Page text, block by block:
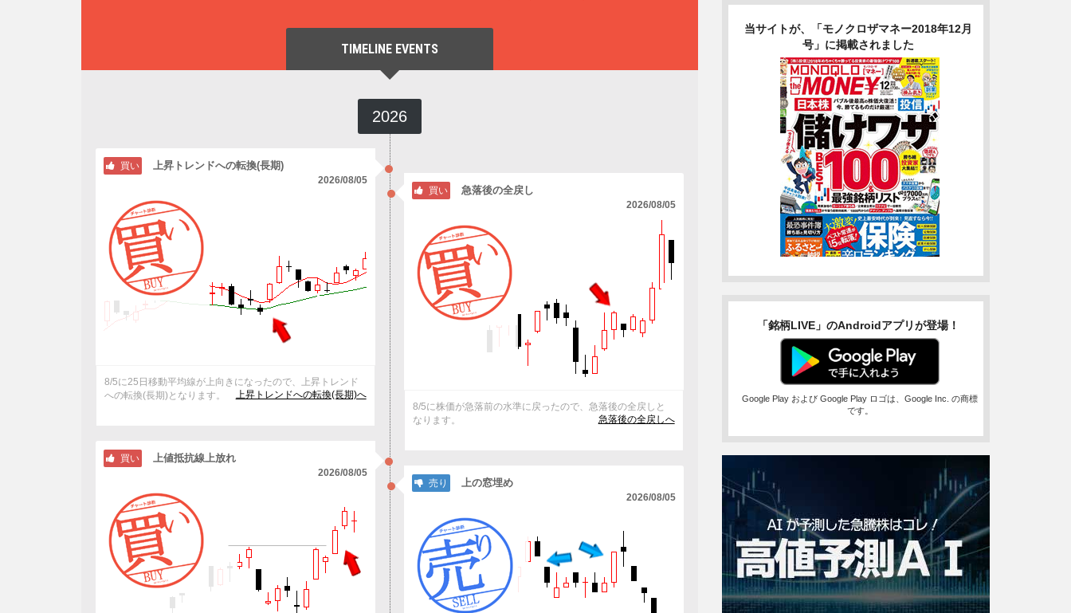
TIMELINE EVENTS
2026
買い 上昇トレンドへの転換(長期)
2026/08/05
8/5に25日移動平均線が上向きになったので、上昇トレンド
への転換(長期)となります。
上昇トレンドへの転換(長期)へ
買い 急落後の全戻し
2026/08/05
8/5に株価が急落前の水準に戻ったので、急落後の全戻しと
なります。
急落後の全戻しへ
買い 上値抵抗線上放れ
2026/08/05
売り 上の窓埋め
2026/08/05
当サイトが、「モノクロザマネー2018年12月
号」に掲載されました
「銘柄LIVE」のAndroidアプリが登場！
Google Play および Google Play ロゴは、Google Inc. の商標
です。